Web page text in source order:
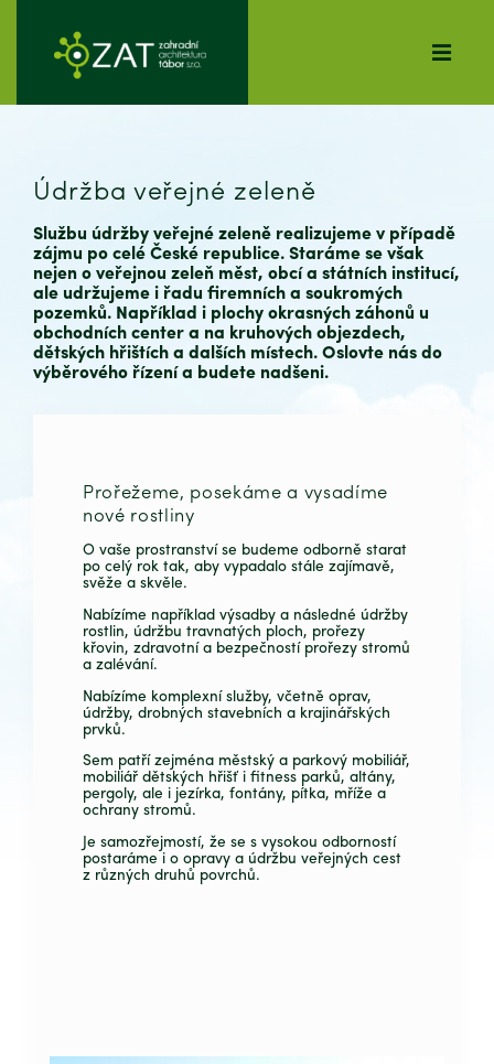
Údržba veřejné zeleně
Službu údržby veřejné zeleně realizujeme v případě
zájmu po celé České republice. Staráme se však
nejen o veřejnou zeleň měst, obcí a státních institucí,
ale udržujeme i řadu firemních a soukromých
pozemků. Například i plochy okrasných záhonů u
obchodních center a na kruhových objezdech,
dětských hřištích a dalších místech. Oslovte nás do
výběrového řízení a budete nadšeni.
Prořežeme, posekáme a vysadíme
nové rostliny
O vaše prostranství se budeme odborně starat
po celý rok tak, aby vypadalo stále zajímavě,
svěže a skvěle.
Nabízíme například výsadby a následné údržby
rostlin, údržbu travnatých ploch, prořezy
křovin, zdravotní a bezpečností prořezy stromů
a zalévání.
Nabízíme komplexní služby, včetně oprav,
údržby, drobných stavebních a krajinářských
prvků.
Sem patří zejména městský a parkový mobiliář,
mobiliář dětských hřišť i fitness parků, altány,
pergoly, ale i jezírka, fontány, pítka, mříže a
ochrany stromů.
Je samozřejmostí, že se s vysokou odborností
postaráme i o opravy a údržbu veřejných cest
z různých druhů povrchů.